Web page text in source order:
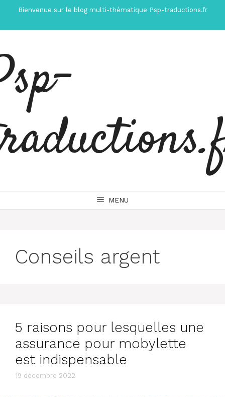
contenu
Bienvenue sur le blog multi-thématique Psp-traductions.fr
MENU
Conseils argent
5 raisons pour lesquelles une
assurance pour mobylette
est indispensable
19 décembre 2022